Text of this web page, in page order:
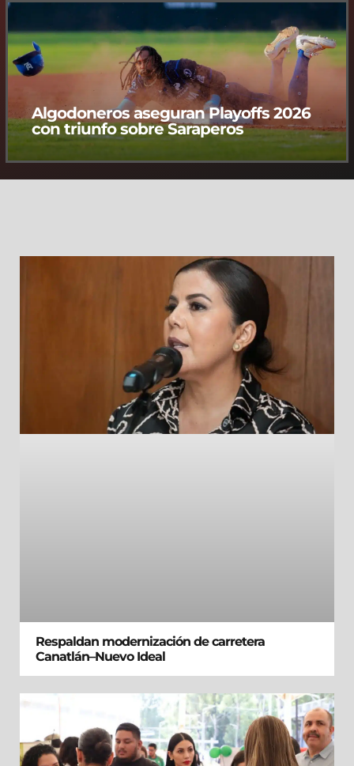
Algodoneros aseguran Playoffs 2026
con triunfo sobre Saraperos
Respaldan modernización de carretera
Canatlán–Nuevo Ideal